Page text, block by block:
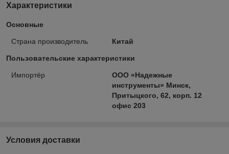
Характеристики
Основные
Страна производитель Китай
Пользовательские характеристики
Импортёр
ООО «Надежные
инструменты» Минск,
Притыцкого, 62, корп. 12
офис 203
Условия доставки